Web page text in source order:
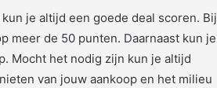
je altijd een goede deal scoren. Bij
meer de 50 punten. Daarnaast kun je
Mocht het nodig zijn kun je altijd
van jouw aankoop en het milieu